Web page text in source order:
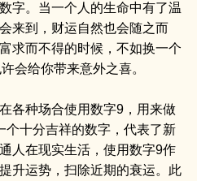
字。当一个人的生命中有了温
来到，财运自然也会随之而
求而不得的时候，不如换一个
会给你带来意外之喜。
各种场合使用数字9，用来做
个十分吉祥的数字，代表了新
人在现实生活，使用数字9作
升运势，扫除近期的衰运。此